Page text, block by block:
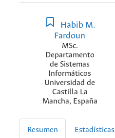
Habib M.
Fardoun
MSc.
Departamento
de Sistemas
Informáticos
Universidad de
Castilla La
Mancha, España
Resumen Estadísticas